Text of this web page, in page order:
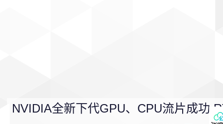
NVIDIA全新下代GPU、CPU流片成功